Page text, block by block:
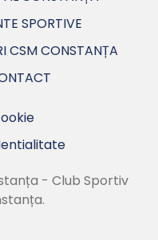
SPORTIVE
CSM CONSTANȚA
- Club Sportiv